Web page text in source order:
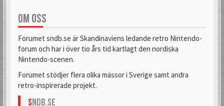
OM OSS
Forumet sndb.se är Skandinaviens ledande retro Nintendo-
forum och har i över tio års tid kartlagt den nordiska
Nintendo-scenen.
Forumet stödjer flera olika mässor i Sverige samt andra
retro-inspirerade projekt.
SNDB.se